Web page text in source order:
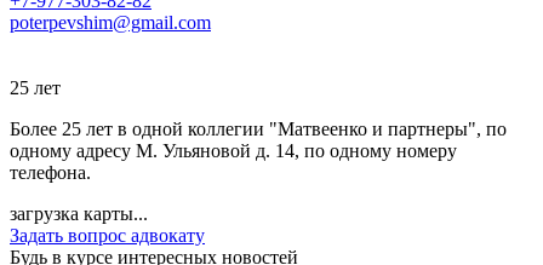
poterpevshim@gmail.com
25 лет
Более 25 лет в одной коллегии "Матвеенко и партнеры", по
одному адресу М. Ульяновой д. 14, по одному номеру
телефона.
загрузка карты...
Задать вопрос адвокату
Будь в курсе интересных новостей